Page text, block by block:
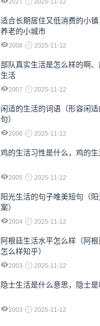
2027 2025-11-12
适合长期居住又低消费的小
养老的小城市
2008 2025-11-12
部队真实生活是怎么样的啊
生活
2007 2025-11-12
闲适的生活的词语（形容闲
句）
2006 2025-11-12
鸡的生活习性是什么，鸡的生
2005 2025-11-12
阳光生活的句子唯美短句（
案）
2004 2025-11-12
阿根廷生活水平怎么样（阿
怎么样知乎）
2003 2025-11-12
隐士生活是什么意思，隐士是
2003 2025-11-12